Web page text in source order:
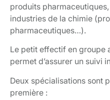
produits
industries de la chimie
pharmaceutiques…).
Le petit effectif en groupe
permet d’assurer un suivi
Deux spécialisations sont
première :